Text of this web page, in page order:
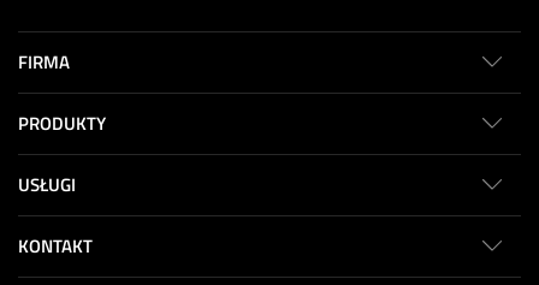
FIRMA
PRODUKTY
USŁUGI
KONTAKT